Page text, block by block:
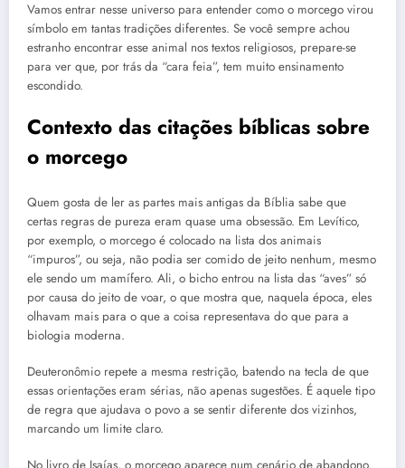
Vamos entrar nesse universo para entender como o morcego virou
símbolo em tantas tradições diferentes. Se você sempre achou
estranho encontrar esse animal nos textos religiosos, prepare-se
para ver que, por trás da “cara feia”, tem muito ensinamento
escondido.
Contexto das citações bíblicas sobre
o morcego
Quem gosta de ler as partes mais antigas da Bíblia sabe que
certas regras de pureza eram quase uma obsessão. Em Levítico,
por exemplo, o morcego é colocado na lista dos animais
“impuros”, ou seja, não podia ser comido de jeito nenhum, mesmo
ele sendo um mamífero. Ali, o bicho entrou na lista das “aves” só
por causa do jeito de voar, o que mostra que, naquela época, eles
olhavam mais para o que a coisa representava do que para a
biologia moderna.
Deuteronômio repete a mesma restrição, batendo na tecla de que
essas orientações eram sérias, não apenas sugestões. É aquele tipo
de regra que ajudava o povo a se sentir diferente dos vizinhos,
marcando um limite claro.